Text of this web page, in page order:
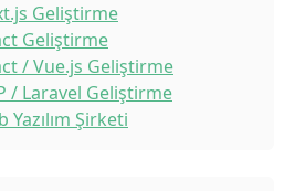
Geliştirme
Geliştirme
/ Vue.js Geliştirme
/ Laravel Geliştirme
Yazılım Şirketi